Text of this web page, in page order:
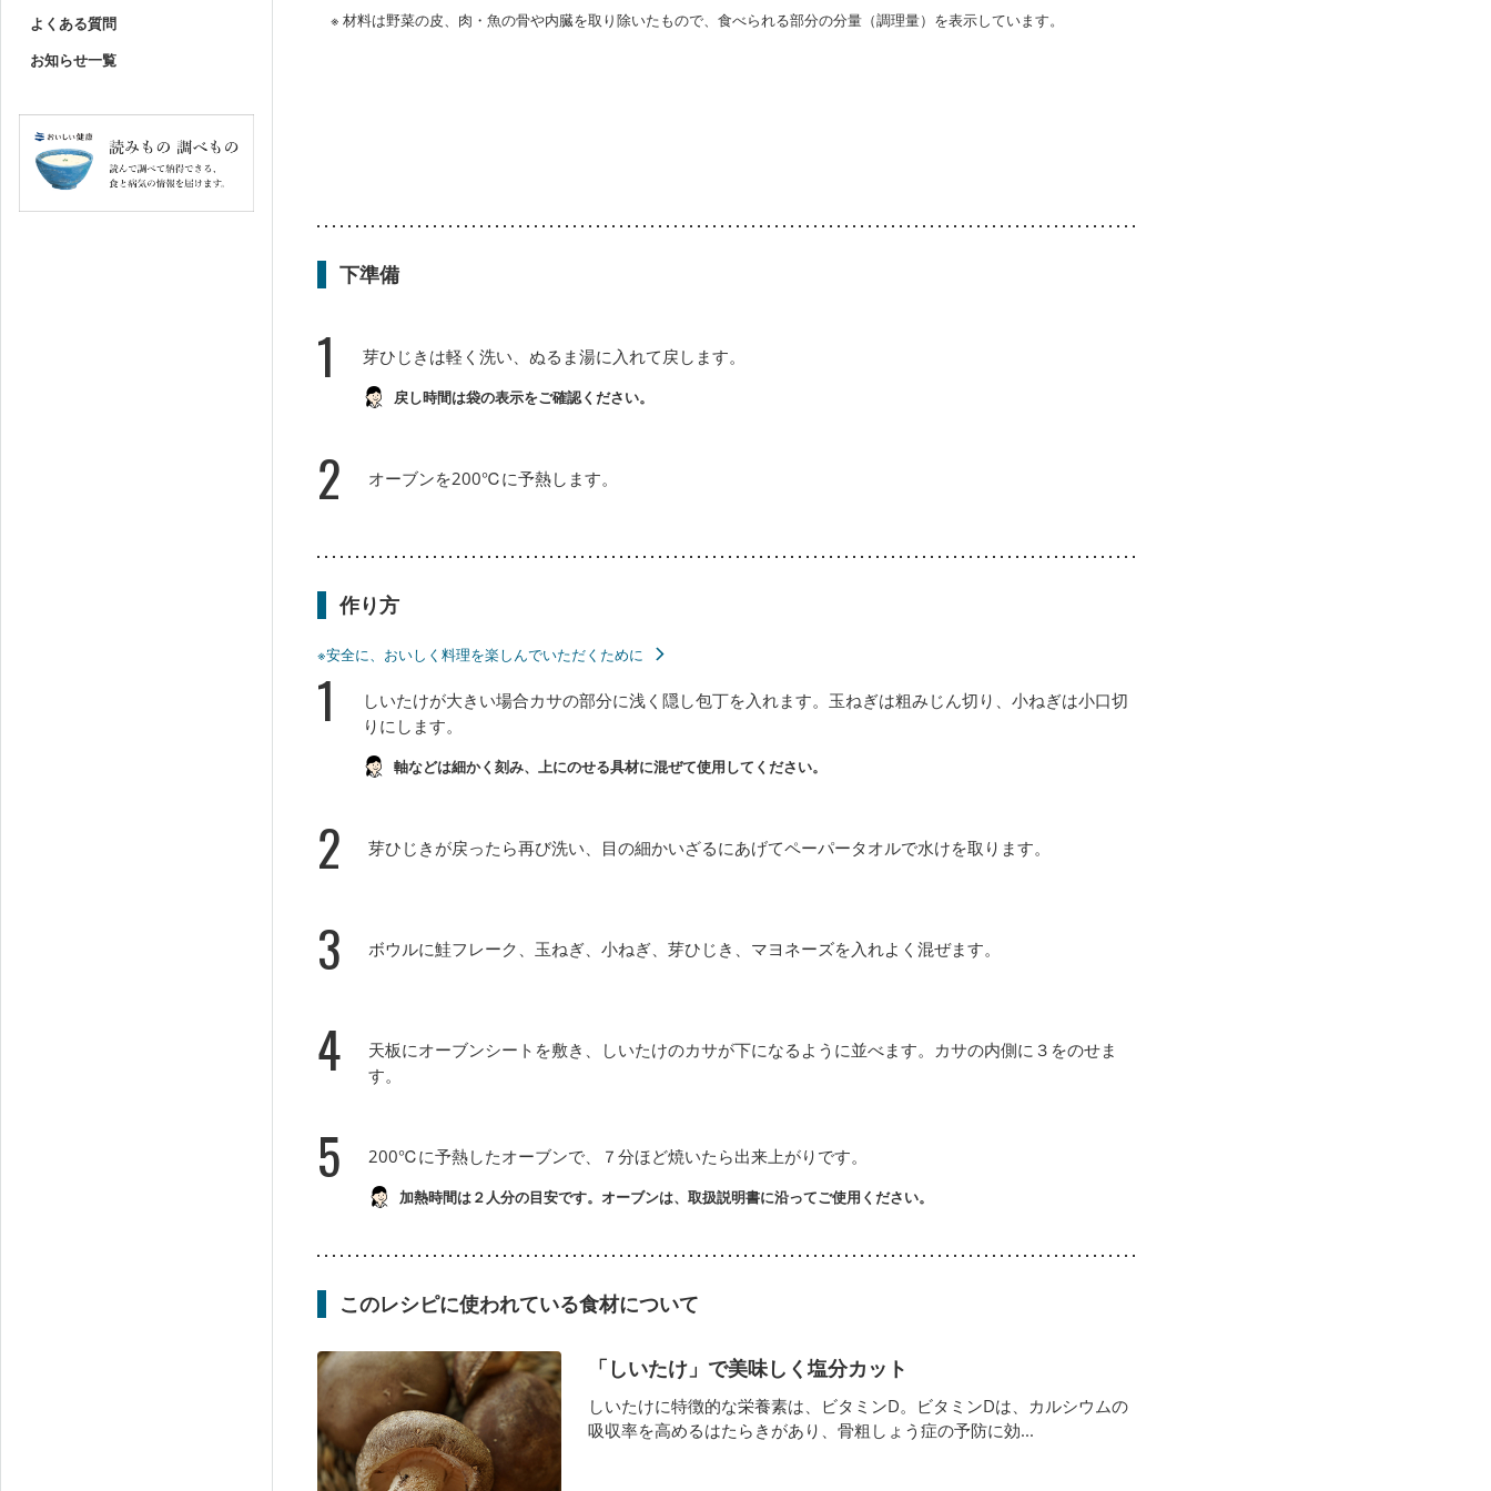
よくある質問
お知らせ一覧
※ 材料は野菜の皮、肉・魚の骨や内臓を取り除いたもので、食べられる部分の分量（調理量）を表示しています。
下準備
1 芽ひじきは軽く洗い、ぬるま湯に入れて戻します。
戻し時間は袋の表示をご確認ください。
2 オーブンを200℃に予熱します。
作り方
※安全に、おいしく料理を楽しんでいただくために
1
しいたけが大きい場合カサの部分に浅く隠し包丁を入れます。玉ねぎは粗みじん切り、小ねぎは小口切
りにします。
軸などは細かく刻み、上にのせる具材に混ぜて使用してください。
2 芽ひじきが戻ったら再び洗い、目の細かいざるにあげてペーパータオルで水けを取ります。
3 ボウルに鮭フレーク、玉ねぎ、小ねぎ、芽ひじき、マヨネーズを入れよく混ぜます。
4
天板にオーブンシートを敷き、しいたけのカサが下になるように並べます。カサの内側に３をのせま
す。
5 200℃に予熱したオーブンで、７分ほど焼いたら出来上がりです。
加熱時間は２人分の目安です。オーブンは、取扱説明書に沿ってご使用ください。
このレシピに使われている食材について
「しいたけ」で美味しく塩分カット
しいたけに特徴的な栄養素は、ビタミンD。ビタミンDは、カルシウムの
吸収率を高めるはたらきがあり、骨粗しょう症の予防に効...